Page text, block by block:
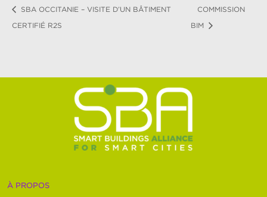
SBA OCCITANIE – VISITE D’UN BÂTIMENT
CERTIFIÉ R2S
COMMISSION
BIM
À PROPOS